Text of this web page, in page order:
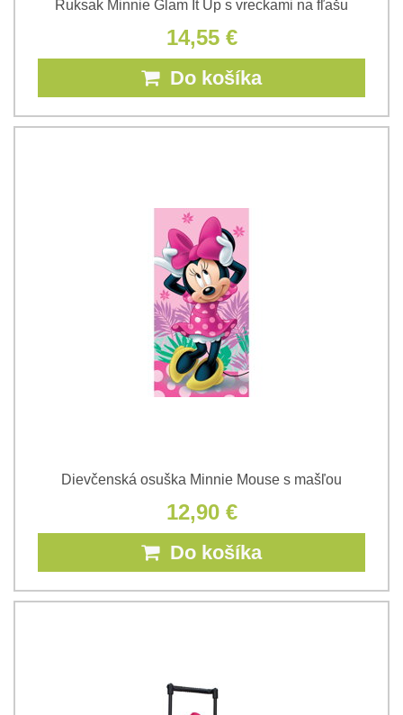
Ruksak Minnie Glam It Up s vreckami na fľašu
14,55 €
Do košíka
Dievčenská osuška Minnie Mouse s mašľou
12,90 €
Do košíka